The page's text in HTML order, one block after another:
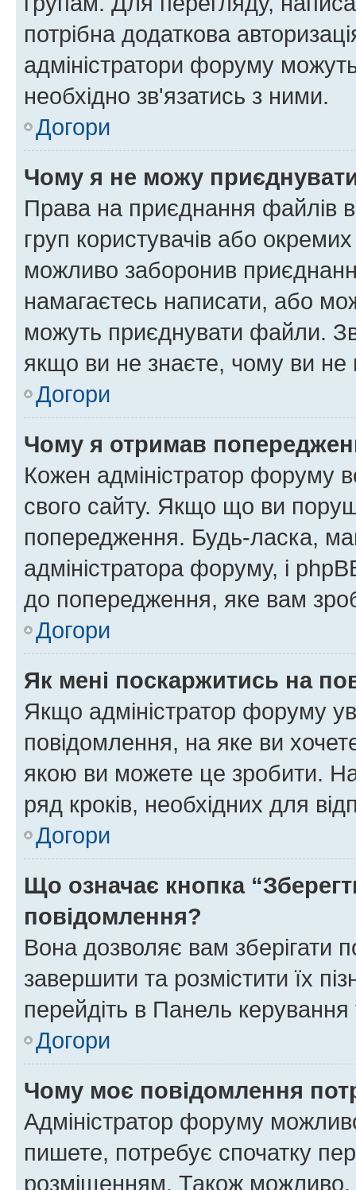
потрібна додаткова
адміністратори форуму
необхідно зв'язатись з ними.
Догори
Чому я не можу
Права на приєднання файлів
груп користувачів або
можливо заборонив
намагаєтесь написати, або
можуть приєднувати файли.
якщо ви не знаєте, чому ви
Догори
Чому я отримав
Кожен адміністратор форуму
свого сайту. Якщо що ви
попередження. Будь-ласка,
адміністратора форуму, і
до попередження, яке вам
Догори
Як мені поскаржитись на
Якщо адміністратор форуму
повідомлення, на яке ви
якою ви можете це зробити.
ряд кроків, необхідних для
Догори
Що означає кнопка
повідомлення?
Вона дозволяє вам зберігати
завершити та розмістити їх
перейдіть в Панель керування
Догори
Чому моє повідомлення
Адміністратор форуму
пишете, потребує спочатку
розміщенням. Також можливо,